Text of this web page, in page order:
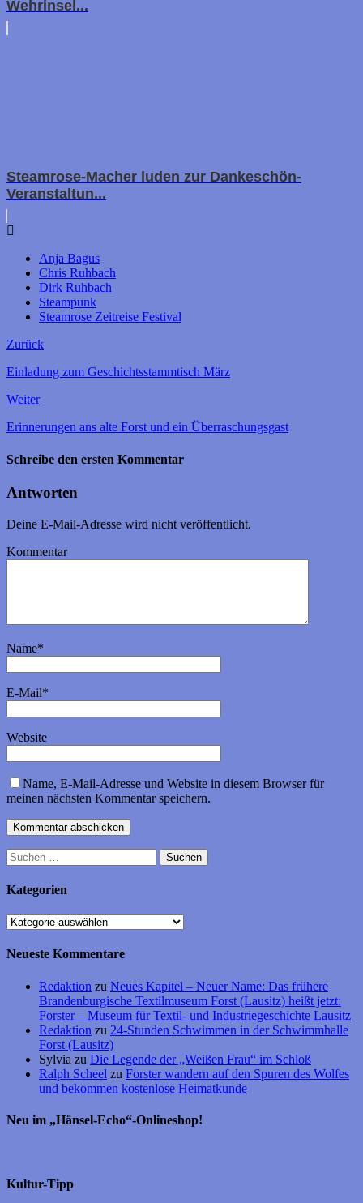
Wehrinsel...
Steamrose-Macher luden zur Dankeschön-
Veranstaltun...
Anja Bagus
Chris Ruhbach
Dirk Ruhbach
Steampunk
Steamrose Zeitreise Festival
Zurück
Einladung zum Geschichtsstammtisch März
Weiter
Erinnerungen ans alte Forst und ein Überraschungsgast
Schreibe den ersten Kommentar
Antworten
Deine E-Mail-Adresse wird nicht veröffentlicht.
Kommentar
Name*
E-Mail*
Website
Name, E-Mail-Adresse und Website in diesem Browser für
meinen nächsten Kommentar speichern.
Suchen
nach:
Kategorien
Kategorien
Neueste Kommentare
Redaktion zu Neues Kapitel – Neuer Name: Das frühere
Brandenburgische Textilmuseum Forst (Lausitz) heißt jetzt:
Forster – Museum für Textil- und Industriegeschichte Lausitz
Redaktion zu 24-Stunden Schwimmen in der Schwimmhalle
Forst (Lausitz)
Sylvia zu Die Legende der „Weißen Frau“ im Schloß
Ralph Scheel zu Forster wandern auf den Spuren des Wolfes
und bekommen kostenlose Heimatkunde
Neu im „Hänsel-Echo“-Onlineshop!
Kultur-Tipp